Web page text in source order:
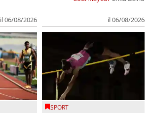
il 06/08/2026
il 06/08/2026
SPORT